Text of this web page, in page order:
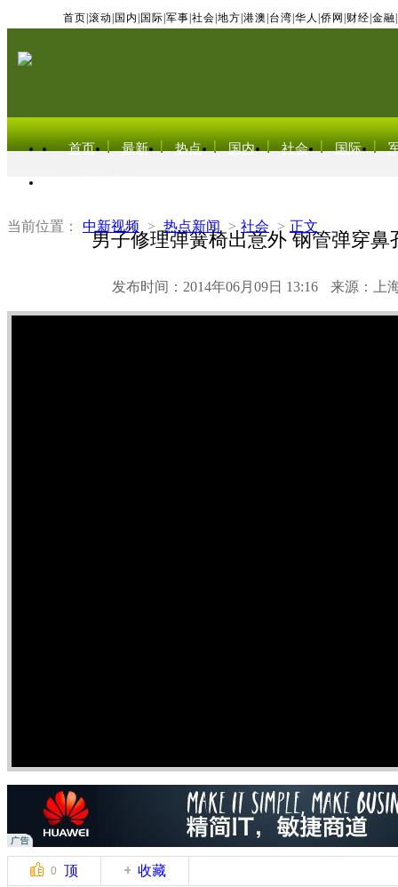
首页 滚动 国内 国际 军事 社会 地方 港澳 台湾 华人 侨网 财经 金融
首页 最新 热点 国内 社会 国际
当前位置： 中新视频 > 热点新闻 > 社会 > 正文
男子修理弹簧椅出意外 钢管弹穿鼻
发布时间：2014年06月09日 13:16 来源：上
0 顶 收藏